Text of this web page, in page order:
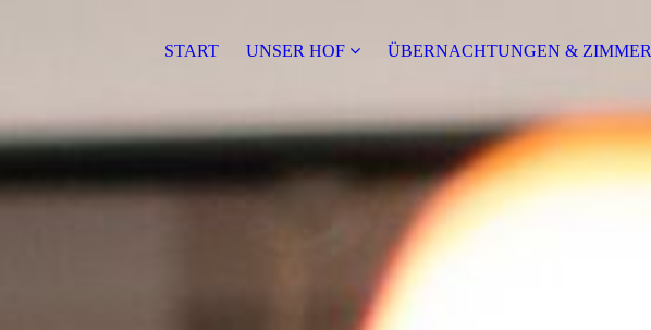
START UNSER HOF ÜBERNACHTUNGEN & ZIMMER